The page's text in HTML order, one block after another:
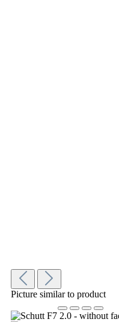
Picture similar to product